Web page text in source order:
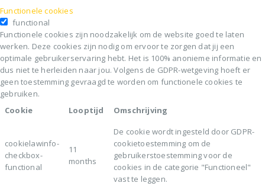
Functionele cookies
functional
Functionele cookies zijn noodzakelijk om de website goed te laten
werken. Deze cookies zijn nodig om ervoor te zorgen dat jij een
optimale gebruikerservaring hebt. Het is 100% anonieme informatie en
dus niet te herleiden naar jou. Volgens de GDPR-wetgeving hoeft er
geen toestemming gevraagd te worden om functionele cookies te
gebruiken.
Cookie
Looptijd Omschrijving
cookielawinfo-
checkbox-
functional
11
months
De cookie wordt ingesteld door GDPR-
cookietoestemming om de
gebruikerstoestemming voor de
cookies in de categorie "Functioneel"
vast te leggen.